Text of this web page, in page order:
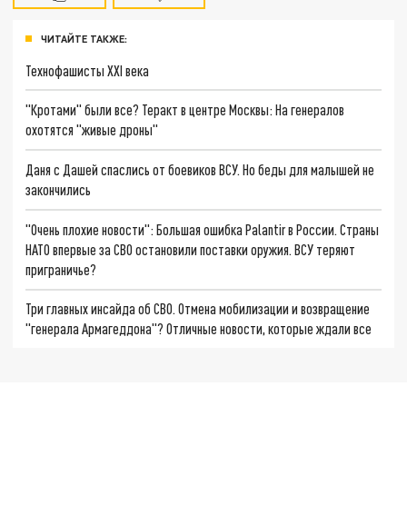
ЧИТАЙТЕ ТАКЖЕ:
Технофашисты XXI века
"Кротами" были все? Теракт в центре Москвы: На генералов
охотятся "живые дроны"
Даня с Дашей спаслись от боевиков ВСУ. Но беды для малышей не
закончились
"Очень плохие новости": Большая ошибка Palantir в России. Страны
НАТО впервые за СВО остановили поставки оружия. ВСУ теряют
приграничье?
Три главных инсайда об СВО. Отмена мобилизации и возвращение
"генерала Армагеддона"? Отличные новости, которые ждали все